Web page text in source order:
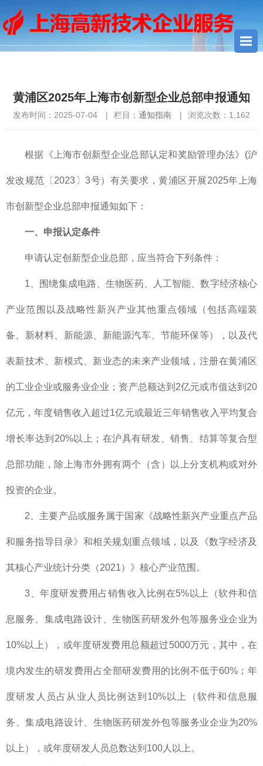
黄浦区2025年上海市创新型企业总部申报通知
发布时间：2025-07-04 | 栏目： 通知指南 | 浏览次数： 1,162
根据《上海市创新型企业总部认定和奖励管理办法》(沪
发改规范〔2023〕3号）有关要求，黄浦区开展2025年上海
市创新型企业总部申报通知如下：
一、 申报认定条件
申请认定创新型企业总部，应当符合下列条件：
1、围绕集成电路、生物医药、人工智能、数字经济核心
产业范围以及战略性新兴产业其他重点领域（包括高端装
备、新材料、新能源、新能源汽车、节能环保等），以及代
表新技术、新模式、新业态的未来产业领域，注册在黄浦区
的工业企业或服务业企业；资产总额达到2亿元或市值达到20
亿元，年度销售收入超过1亿元或最近三年销售收入平均复合
增长率达到20%以上；在沪具有研发、销售、结算等复合型
总部功能，除上海市外拥有两个（含）以上分支机构或对外
投资的企业。
2、主要产品或服务属于国家《战略性新兴产业重点产品
和服务指导目录》和相关规划重点领域，以及《数字经济及
其核心产业统计分类（2021）》核心产业范围。
3、年度研发费用占销售收入比例在5%以上（软件和信
息服务、集成电路设计、生物医药研发外包等服务业企业为
10%以上），或年度研发费用总额超过5000万元，其中，在
境内发生的研发费用占全部研发费用的比例不低于60%；年
度研发人员占从业人员比例达到10%以上（软件和信息服
务、集成电路设计、生物医药研发外包等服务业企业为20%
以上），或年度研发人员总数达到100人以上。